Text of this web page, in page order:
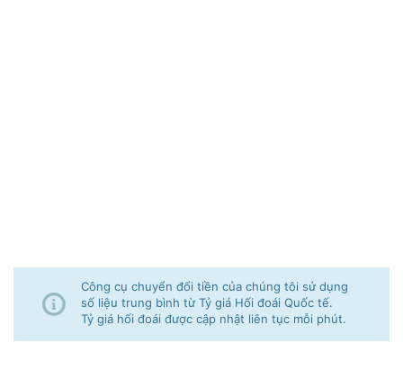
Công cụ chuyển đổi tiền của chúng tôi sử dụng
số liệu trung bình từ Tỷ giá Hối đoái Quốc tế.
Tỷ giá hối đoái được cập nhật liên tục mỗi phút.